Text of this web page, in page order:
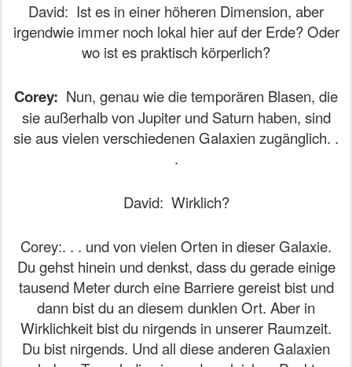
David: Ist es in einer höheren Dimension, aber
irgendwie immer noch lokal hier auf der Erde? Oder
wo ist es praktisch körperlich?
Corey: Nun, genau wie die temporären Blasen, die
sie außerhalb von Jupiter und Saturn haben, sind
sie aus vielen verschiedenen Galaxien zugänglich. .
.
David: Wirklich?
Corey:. . . und von vielen Orten in dieser Galaxie.
Du gehst hinein und denkst, dass du gerade einige
tausend Meter durch eine Barriere gereist bist und
dann bist du an diesem dunklen Ort. Aber in
Wirklichkeit bist du nirgends in unserer Raumzeit.
Du bist nirgends. Und all diese anderen Galaxien